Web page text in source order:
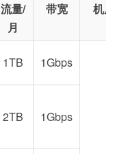
流量/
月
带宽 机
1TB 1Gbps
2TB 1Gbps